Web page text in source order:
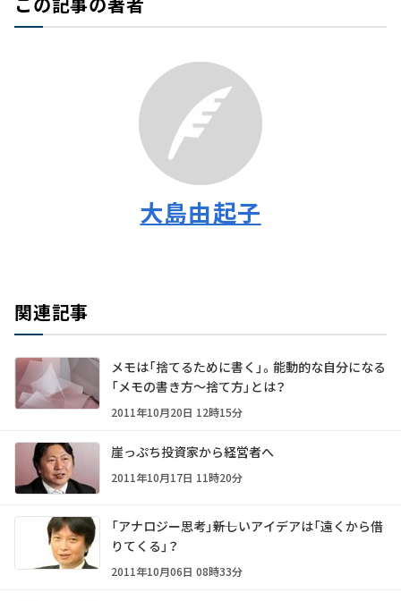
大島由起子
関連記事
メモは「捨てるために書く」。能動的な自分になる
「メモの書き方～捨て方」とは？
2011年10月20日 12時15分
崖っぷち投資家から経営者へ
2011年10月17日 11時20分
「アナロジー思考」――新しいアイデアは「遠くから借
りてくる」？
2011年10月06日 08時33分